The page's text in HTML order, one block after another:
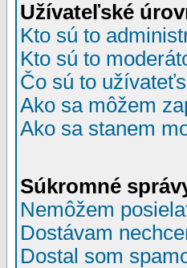
Užívateľské
Kto sú to
Kto sú to
Čo sú to
Ako sa môžem
Ako sa stanem
Súkromné
Nemôžem
Dostávam
Dostal som